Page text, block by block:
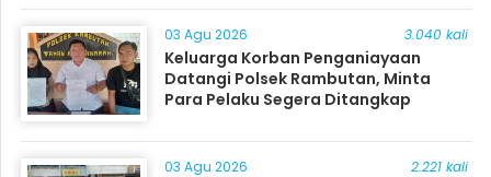
03 Agu 2026 3.040 kali
Keluarga Korban Penganiayaan
Datangi Polsek Rambutan, Minta
Para Pelaku Segera Ditangkap
03 Agu 2026 2.221 kali